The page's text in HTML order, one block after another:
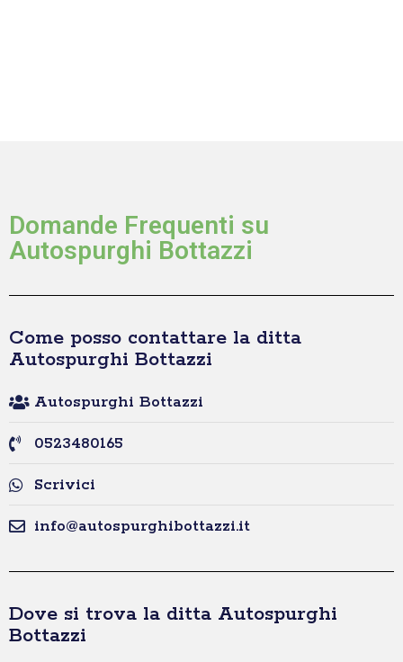
Domande Frequenti su
Autospurghi Bottazzi
Come posso contattare la ditta
Autospurghi Bottazzi
Autospurghi Bottazzi
0523480165
Scrivici
info@autospurghibottazzi.it
Dove si trova la ditta Autospurghi
Bottazzi